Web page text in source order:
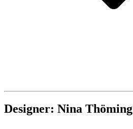
Designer: Nina Thöming